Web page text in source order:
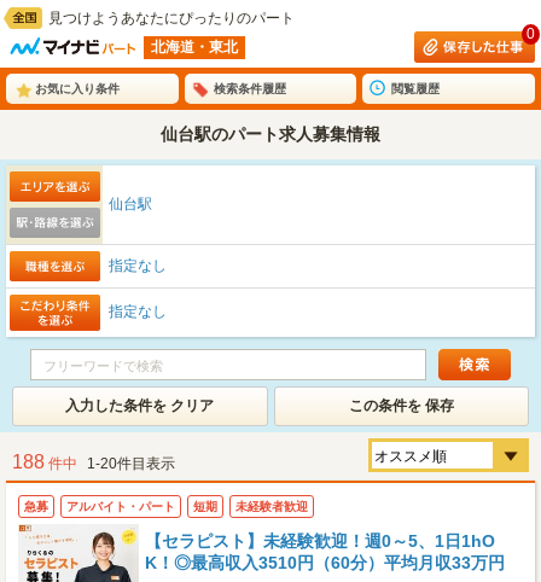
見つけようあなたにぴったりのパート
北海道・東北
0
お気に入り条件 検索条件履歴 閲覧履歴
仙台駅のパート求人募集情報
仙台駅
指定なし
指定なし
入力した条件を クリア この条件を 保存
188 件中 1-20件目表示
急募 アルバイト・パート 短期 未経験者歓迎
【セラピスト】未経験歓迎！週0～5、1日1hO
K！◎最高収入3510円（60分）平均月収33万円